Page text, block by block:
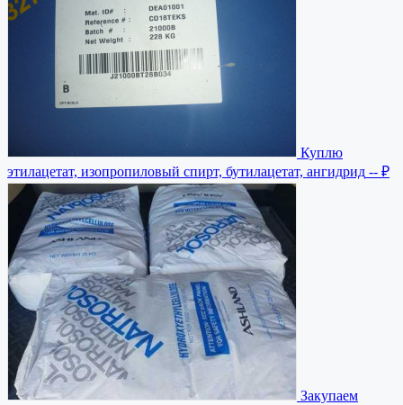
Куплю
этилацетат, изопропиловый спирт, бутилацетат, ангидрид -- ₽
Закупаем